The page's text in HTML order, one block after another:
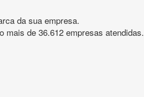
da sua empresa.
de 36.612 empresas atendidas.